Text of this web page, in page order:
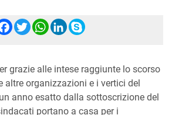
Facebook
Twitter
WhatsApp
LinkedIn
Skype
grazie alle intese raggiunte lo scorso
altre organizzazioni e i vertici del
anno esatto dalla sottoscrizione del
portano a casa per i